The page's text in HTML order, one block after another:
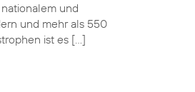
und
und mehr als 550
ist es […]